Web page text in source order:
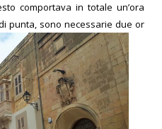
comportava in totale un’ora
punta, sono necessarie due or